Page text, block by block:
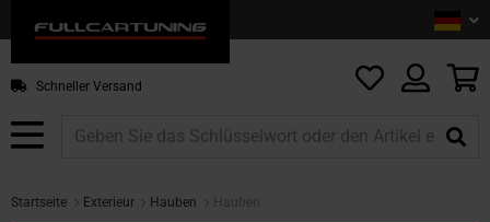
Schneller Versand
Startseite Exterieur Hauben